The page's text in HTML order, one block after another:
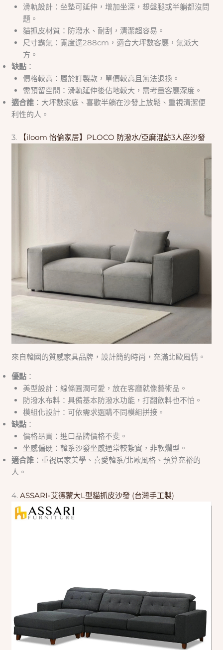
滑軌設計：坐墊可延伸，增加坐深，想盤腿或半躺都沒問
題。
貓抓皮材質：防潑水、耐刮，清潔超容易。
尺寸霸氣：寬度達288cm，適合大坪數客廳，氣派大
方。
缺點 ：
價格較高：屬於訂製款，單價較高且無法退換。
需預留空間：滑軌延伸後佔地較大，需考量客廳深度。
適合誰 ：大坪數家庭、喜歡半躺在沙發上放鬆、重視清潔便
利性的人。
3. 【iloom 怡倫家居】PLOCO 防潑水/亞麻混紡3人座沙發
來自韓國的質感家具品牌，設計簡約時尚，充滿北歐風情。
優點 ：
美型設計：線條圓潤可愛，放在客廳就像藝術品。
防潑水布料：具備基本防潑水功能，打翻飲料也不怕。
模組化設計：可依需求選購不同模組拼接。
缺點 ：
價格昂貴：進口品牌價格不斐。
坐感偏硬：韓系沙發坐感通常較紮實，非軟爛型。
適合誰 ：重視居家美學、喜愛韓系/北歐風格、預算充裕的
人。
4.ASSARI-艾德蒙大L型貓抓皮沙發 (台灣手工製)